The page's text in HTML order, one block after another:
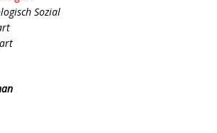
Sozial